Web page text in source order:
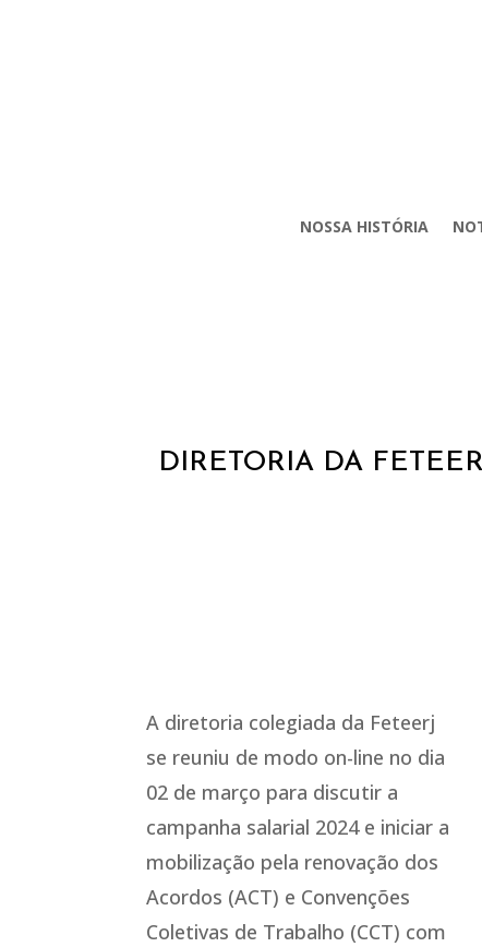
NOSSA HISTÓRIA
DIRETORIA DA
A diretoria colegiada da Feteerj
se reuniu de modo on-line no dia
02 de março para discutir a
campanha salarial 2024 e iniciar a
mobilização pela renovação dos
Acordos (ACT) e Convenções
Coletivas de Trabalho (CCT) com